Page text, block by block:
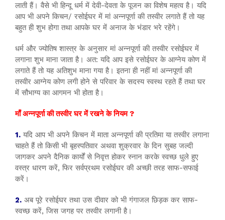
लाती हैं। वैसे भी हिन्दू धर्म में देवी-देवता के पूजन का विशेष महत्व है। यदि
आप भी अपने किचन/ रसोईघर में मां अन्नपूर्णा की तस्वीर लगाते हैं तो यह
बहुत ही शुभ होगा तथा आपके घर में अनाज के भंडार भरे रहेंगे।
धर्म और ज्योतिष शास्त्र के अनुसार मां अन्नपूर्णा की तस्वीर रसोईघर में
लगाना शुभ माना जाता है। अत: यदि आप इसे रसोईघर के आग्नेय कोण में
लगाते हैं तो यह अतिशुभ माना गया है। इतना ही नहीं मां अन्नपूर्णा की
तस्वीर आग्नेय कोण लगी होने से परिवार के सदस्य स्वस्थ रहते हैं तथा घर
में सौभाग्य का आगमन भी होता है।
माँ अन्नपूर्णा की तस्वीर घर में रखने के नियम ?
1. यदि आप भी अपने किचन में माता अन्नपूर्णा की प्रतिमा या तस्वीर लगाना
चाहते हैं तो किसी भी बृहस्पतिवार अथवा शुक्रवार के दिन सुबह जल्दी
जागकर अपने दैनिक कार्यों से निवृत्त होकर स्नान करके स्वच्छ धुले हुए
वस्त्र धारण करें, फिर सर्वप्रथम रसोईघर की अच्छी तरह साफ-सफाई
करें।
2. अब पूरे रसोईघर तथा उस दीवार को भी गंगाजल छिड़क कर साफ-
स्वच्छ करें, जिस जगह पर तस्वीर लगानी है।